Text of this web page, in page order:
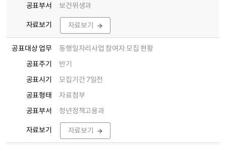
공표부서
보건위생과
자료보기 자료보기
공표대상 업무
동행일자리사업 참여자 모집 현황
공표주기
반기
공표시기
모집기간 7일전
공표형태
자료첨부
공표부서
청년정책고용과
자료보기 자료보기